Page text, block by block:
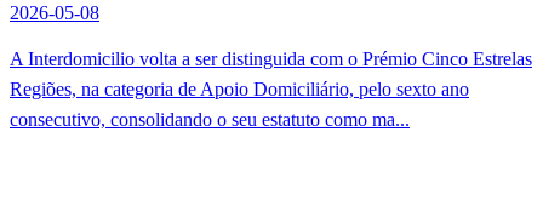
2026-05-08
A Interdomicilio volta a ser distinguida com o Prémio Cinco Estrelas
Regiões, na categoria de Apoio Domiciliário, pelo sexto ano
consecutivo, consolidando o seu estatuto como ma...